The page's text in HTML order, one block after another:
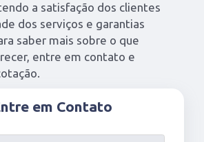
a satisfação dos clientes
dos serviços e garantias
saber mais sobre o que
entre em contato e
em Contato